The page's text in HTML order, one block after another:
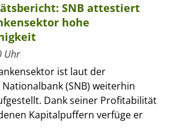
SNB attestiert
hohe
Uhr
ist laut der
(SNB) weiterhin
Dank seiner Profitabilität
Kapitalpuffern verfüge er